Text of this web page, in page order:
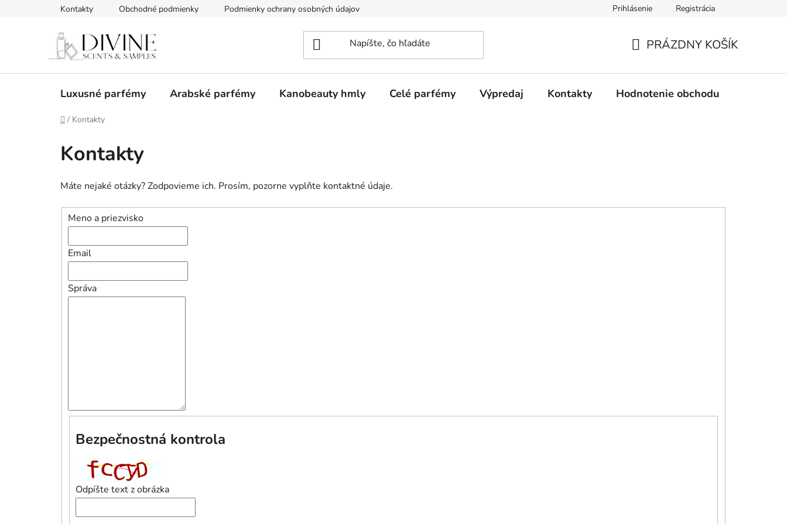
Kontakty Obchodné podmienky Podmienky ochrany osobných údajov Prihlásenie Registrácia
KOŠÍK
PRÁZDNY KOŠÍK
Luxusné parfémy Arabské parfémy Kanobeauty hmly Celé parfémy Výpredaj Kontakty Hodnotenie obchodu
Domov
/ Kontakty
Kontakty
Máte nejaké otázky? Zodpovieme ich. Prosím, pozorne vyplňte kontaktné údaje.
Meno a priezvisko
Email
Správa
Bezpečnostná kontrola
Odpíšte text z obrázka